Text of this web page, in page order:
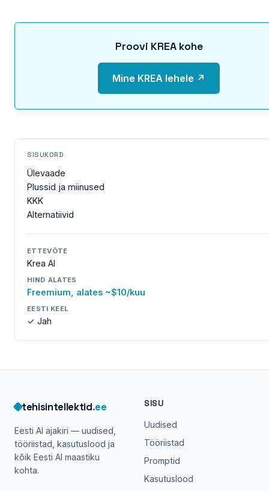
Proovi KREA kohe
Mine KREA lehele ↗
SISUKORD
Ülevaade
Plussid ja miinused
KKK
Alternatiivid
ETTEVÕTE
Krea AI
HIND ALATES
Freemium, alates ~$10/kuu
EESTI KEEL
✓ Jah
tehisintellektid.ee
Eesti AI ajakiri — uudised,
tööriistad, kasutuslood ja
kõik Eesti AI maastiku
kohta.
SISU
Uudised
Tööriistad
Promptid
Kasutuslood